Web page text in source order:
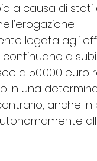
a causa di stati
legata agli
a
a 50.000
una
anche in